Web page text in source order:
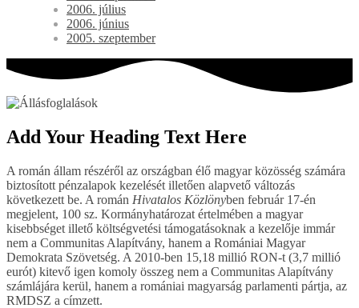
2006. július
2006. június
2005. szeptember
Add Your Heading Text Here
A román állam részéről az országban élő magyar közösség számára
biztosított pénzalapok kezelését illetően alapvető változás
következett be. A román Hivatalos Közlönyben február 17-én
megjelent, 100 sz. Kormányhatározat értelmében a magyar
kisebbséget illető költségvetési támogatásoknak a kezelője immár
nem a Communitas Alapítvány, hanem a Romániai Magyar
Demokrata Szövetség. A 2010-ben 15,18 millió RON-t (3,7 millió
eurót) kitevő igen komoly összeg nem a Communitas Alapítvány
számlájára kerül, hanem a romániai magyarság parlamenti pártja, az
RMDSZ a címzett.